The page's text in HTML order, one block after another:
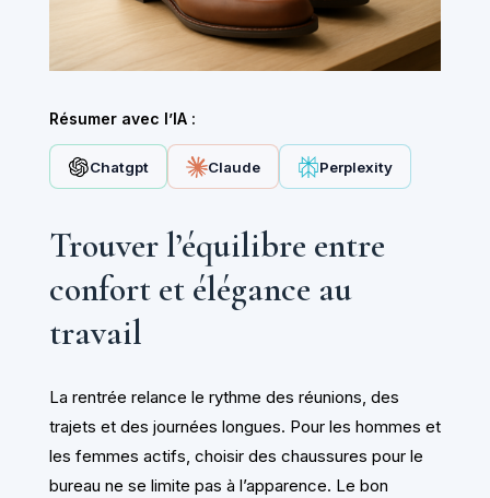
Résumer avec l’IA :
Chatgpt Claude Perplexity
Trouver l’équilibre entre
confort et élégance au
travail
La rentrée relance le rythme des réunions, des
trajets et des journées longues. Pour les hommes et
les femmes actifs, choisir des chaussures pour le
bureau ne se limite pas à l’apparence. Le bon